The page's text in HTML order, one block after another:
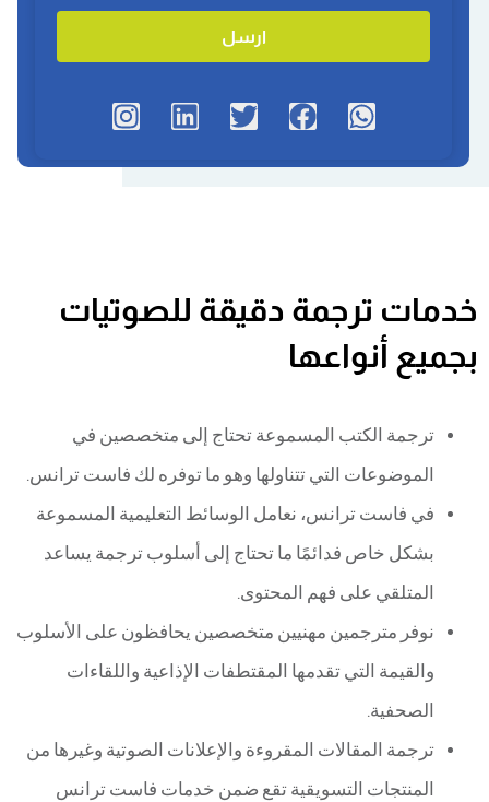
ارسل
خدمات ترجمة دقيقة للصوتيات
بجميع أنواعها
ترجمة الكتب المسموعة تحتاج إلى متخصصين في
الموضوعات التي تتناولها وهو ما توفره لك فاست ترانس.
في فاست ترانس، نعامل الوسائط التعليمية المسموعة
بشكل خاص فدائمًا ما تحتاج إلى أسلوب ترجمة يساعد
المتلقي على فهم المحتوى.
نوفر مترجمين مهنيين متخصصين يحافظون على الأسلوب
والقيمة التي تقدمها المقتطفات الإذاعية واللقاءات
الصحفية.
ترجمة المقالات المقروءة والإعلانات الصوتية وغيرها من
المنتجات التسويقية تقع ضمن خدمات فاست ترانس